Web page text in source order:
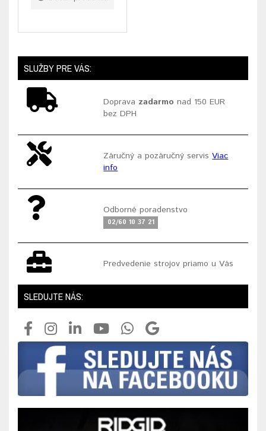
SLUŽBY PRE VÁS:
Doprava zadarmo nad 150 EUR
bez DPH
Záručný a pozáručný servisViac
info
Odborné poradenstvo
02/60 10 37 21
Predvedenie strojov priamo u Vás
SLEDUJTE NÁS: